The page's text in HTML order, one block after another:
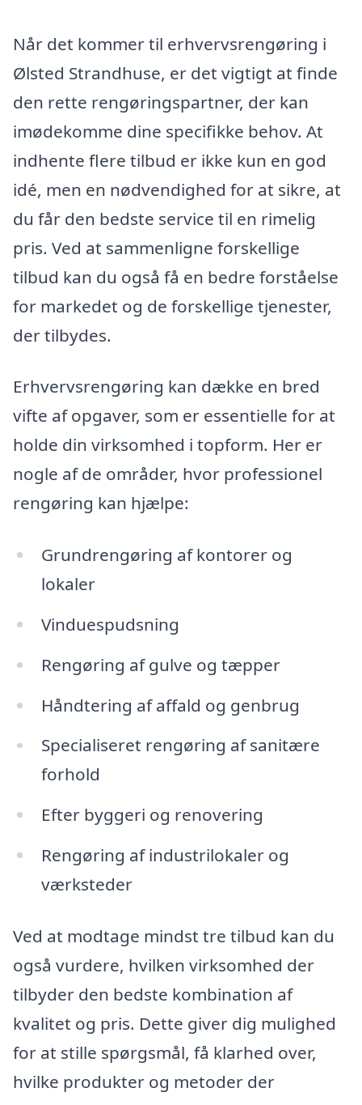
Når det kommer til erhvervsrengøring i
Ølsted Strandhuse, er det vigtigt at finde
den rette rengøringspartner, der kan
imødekomme dine specifikke behov. At
indhente flere tilbud er ikke kun en god
idé, men en nødvendighed for at sikre, at
du får den bedste service til en rimelig
pris. Ved at sammenligne forskellige
tilbud kan du også få en bedre forståelse
for markedet og de forskellige tjenester,
der tilbydes.
Erhvervsrengøring kan dække en bred
vifte af opgaver, som er essentielle for at
holde din virksomhed i topform. Her er
nogle af de områder, hvor professionel
rengøring kan hjælpe:
Grundrengøring af kontorer og
lokaler
Vinduespudsning
Rengøring af gulve og tæpper
Håndtering af affald og genbrug
Specialiseret rengøring af sanitære
forhold
Efter byggeri og renovering
Rengøring af industrilokaler og
værksteder
Ved at modtage mindst tre tilbud kan du
også vurdere, hvilken virksomhed der
tilbyder den bedste kombination af
kvalitet og pris. Dette giver dig mulighed
for at stille spørgsmål, få klarhed over,
hvilke produkter og metoder der